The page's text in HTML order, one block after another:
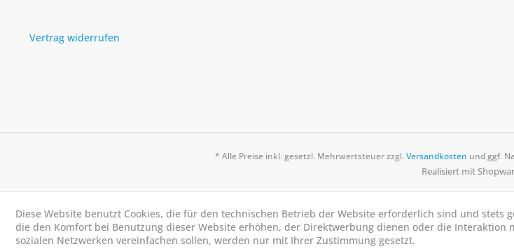
Vertrag widerrufen
* Alle Preise inkl. gesetzl. Mehrwertsteuer zzgl.Versandkosten und ggf.
Realisiert mit
Diese Website benutzt Cookies, die für den technischen Betrieb der Website erforderlich sind und stets
die den Komfort bei Benutzung dieser Website erhöhen, der Direktwerbung dienen oder die Interaktion
sozialen Netzwerken vereinfachen sollen, werden nur mit Ihrer Zustimmung gesetzt.